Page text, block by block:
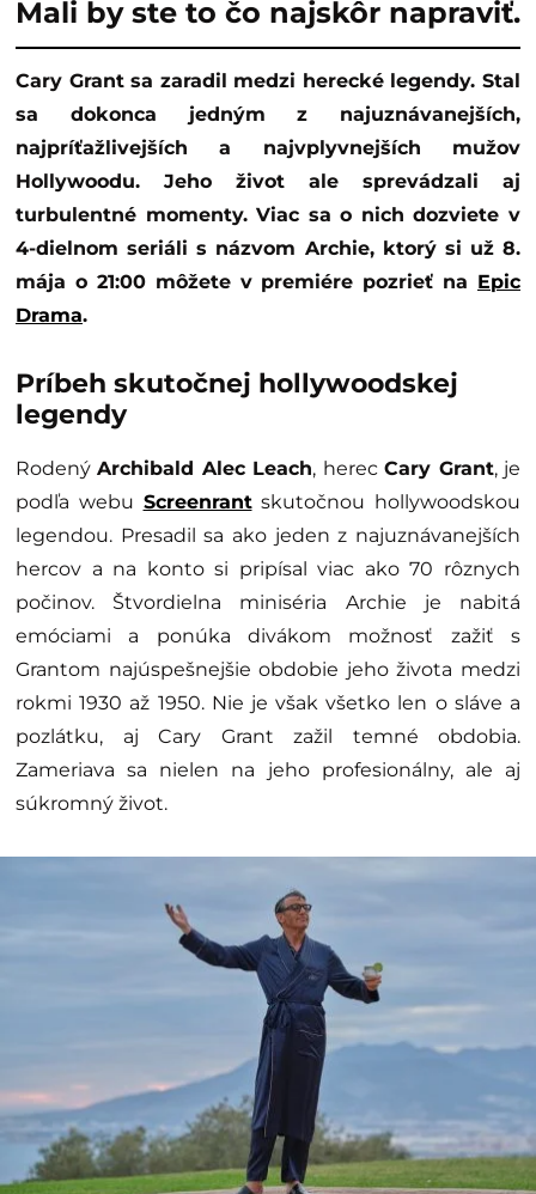
Mali by ste to čo najskôr napraviť.
Cary Grant sa zaradil medzi herecké legendy. Stal
sa dokonca jedným z najuznávanejších,
najpríťažlivejších a najvplyvnejších mužov
Hollywoodu. Jeho život ale sprevádzali aj
turbulentné momenty. Viac sa o nich dozviete v
4-dielnom seriáli s názvom Archie, ktorý si už 8.
mája o 21:00 môžete v premiére pozrieť na Epic
Drama.
Príbeh skutočnej hollywoodskej
legendy
RodenýArchibald Alec Leach, herecCary Grant, je
podľa webu Screenrantskutočnou hollywoodskou
legendou. Presadil sa ako jeden z najuznávanejších
hercov a na konto si pripísal viac ako 70 rôznych
počinov. Štvordielna miniséria Archie je nabitá
emóciami a ponúka divákom možnosť zažiť s
Grantom najúspešnejšie obdobie jeho života medzi
rokmi 1930 až 1950. Nie je však všetko len o sláve a
pozlátku, aj Cary Grant zažil temné obdobia.
Zameriava sa nielen na jeho profesionálny, ale aj
súkromný život.